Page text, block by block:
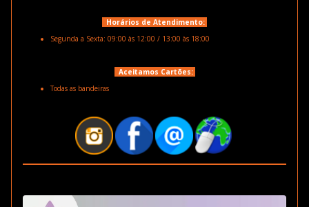
Horários de Atendimento:
Segunda a Sexta: 09:00 às 12:00 / 13:00 às 18:00
Aceitamos Cartões:
Todas as bandeiras